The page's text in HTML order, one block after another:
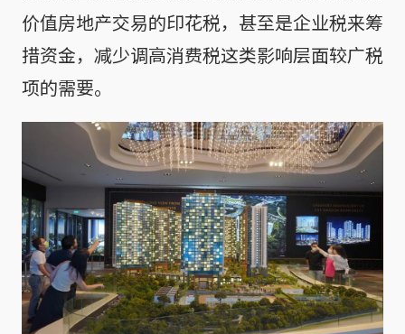
价值房地产交易的印花税，甚至是企业税来筹
措资金，减少调高消费税这类影响层面较广税
项的需要。